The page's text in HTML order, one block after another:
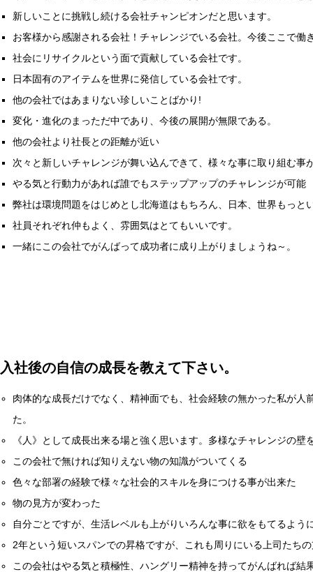
新しいことに挑戦し続ける会社チャンピオンだと思います。
お客様から感謝される会社！チャレンジでいる会社。今後ここで働
社会にリサイクルという面で貢献している会社です。
日本固有のアイテムを世界に発信している会社です。
他の会社ではあまりない珍しいことばかり!
変化・進化のまっただ中であり、今後の展開が無限である。
他の会社より社長との距離が近い
次々と新しいチャレンジが舞い込んできて、様々な事に取り組む事
やる気と行動力があれば誰でもステップアップのチャレンジが可能
弊社は環境問題をはじめとし北海道はもちろん、日本、世界もっと
社員それぞれ仲もよく、雰囲気はとてもいいです。
一緒にこの会社でがんばって成功者に成り上がりましょうね～。
入社後の自信の成長を教えて下さい。
肉体的な成長だけでなく、精神面でも、社会経験の無かった私が
た。
《人》として成長出来る場と強く思います。多様なチャレンジの
この会社で無ければ知りえない物の知識がついてくる
色々な部署の経験で様々な社会的スキルを身につける事が出来た
物の見方が変わった
自分ごとですが、生活レベルも上がりいろんな事に欲をもてるよう
2年という短いスパンでの昇格ですが、これも周りにいる上司たち
この会社はやる気と積極性、ハングリー精神を持ってがんばれば結